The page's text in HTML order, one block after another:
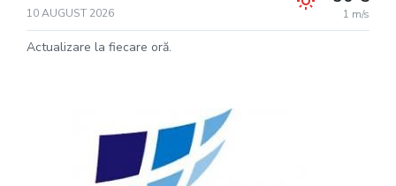
10 AUGUST 2026 1 m/s
Actualizare la fiecare oră.